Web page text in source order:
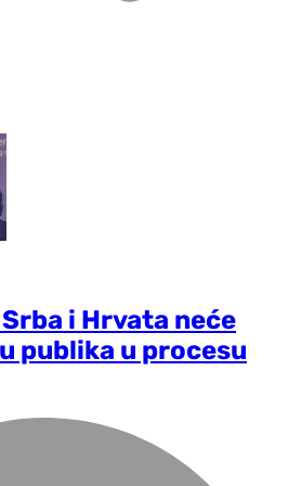
i Hrvata neće
publika u procesu